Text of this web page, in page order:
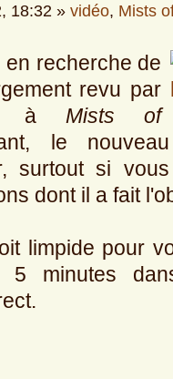
18:32 » vidéo, Mists
recherche de
revu par
à Mists of
le
surtout si
dont il a fait
limpide pour
5 minutes